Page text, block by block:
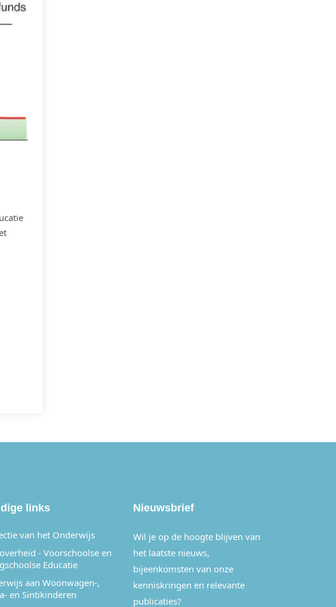
links
van het Onderwijs
- Voorschoolse en
Educatie
aan Woonwagen-,
en Sintikinderen
Nieuwsbrief
Wil je op de hoogte blijven van
het laatste nieuws,
bijeenkomsten van onze
kenniskringen en relevante
publicaties?